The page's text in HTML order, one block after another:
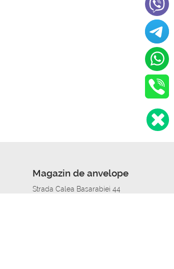
Magazin de anvelope
Strada Calea Basarabiei 44